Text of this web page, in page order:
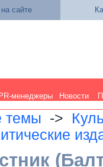
сайте
PR-менеджеры Новости
темы ->